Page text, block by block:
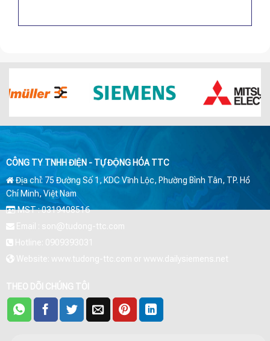
CÔNG TY TNHH ĐIỆN - TỰ ĐỘNG HÓA TTC
Địa chỉ: 75 Đường Số 1, KDC Vĩnh Lộc, Phường Bình Tân, TP. Hồ
Chí Minh, Việt Nam
MST : 0319408516
Email : son@tudong-ttc.com
Hotline: 0909393031
Website: www.tudong-ttc.com or www.dailysiemens.net
THEO DÕI CHÚNG TÔI